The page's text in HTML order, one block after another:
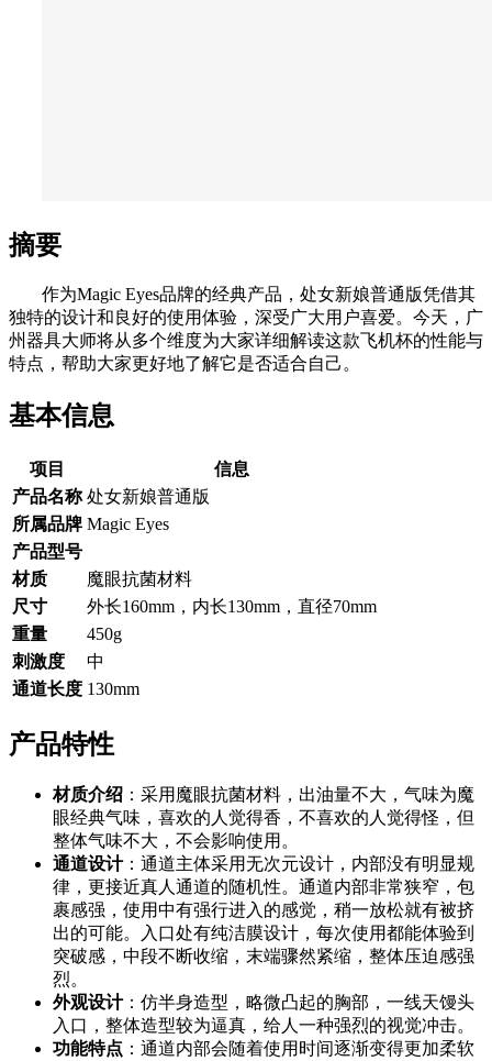
摘要
作为Magic Eyes品牌的经典产品，处女新娘普通版凭借其
独特的设计和良好的使用体验，深受广大用户喜爱。今天，广
州器具大师将从多个维度为大家详细解读这款飞机杯的性能与
特点，帮助大家更好地了解它是否适合自己。
基本信息
项目
信息
产品名称 处女新娘普通版
所属品牌 Magic Eyes
产品型号
材质
魔眼抗菌材料
尺寸
外长160mm，内长130mm，直径70mm
重量
450g
刺激度
中
通道长度 130mm
产品特性
材质介绍 ：采用魔眼抗菌材料，出油量不大，气味为魔
眼经典气味，喜欢的人觉得香，不喜欢的人觉得怪，但
整体气味不大，不会影响使用。
通道设计：通道主体采用无次元设计，内部没有明显规
律，更接近真人通道的随机性。通道内部非常狭窄，包
裹感强，使用中有强行进入的感觉，稍一放松就有被挤
出的可能。入口处有纯洁膜设计，每次使用都能体验到
突破感，中段不断收缩，末端骤然紧缩，整体压迫感强
烈。
外观设计：仿半身造型，略微凸起的胸部，一线天馒头
入口，整体造型较为逼真，给人一种强烈的视觉冲击。
功能特点 ：通道内部会随着使用时间逐渐变得更加柔软